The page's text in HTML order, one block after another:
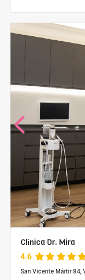
Clínica Dr. Mira
4.6
San Vicente Mártir 84,